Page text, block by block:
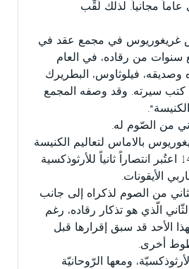
مجانياً. لذلك لُقِّب
غريغوريوس في مجمع عقد في
سنوات من رقاده، في العام
وصديقه، فيلوثاوس، البطريرك
كتب سيرته. وقد وصفه المجمع
من الصّوم له.
بالاماس لتعاليم الكنيسة
المقدّسة في القرن 14 اعتُبر انتصاراً ثانياً للأرثوذكسية
الأيقونات.
من الصوم لذكراه إلى جانب
تشرين الثّاني الّذي هو تذكار رقاده، رغم
الأحد قد سبق إقرارها قبل
ومعها الرّوحانيّة